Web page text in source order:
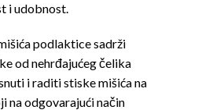
i udobnost.
podlaktice sadrži
od nehrđajućeg čelika
i raditi stiske mišića na
na odgovarajući način